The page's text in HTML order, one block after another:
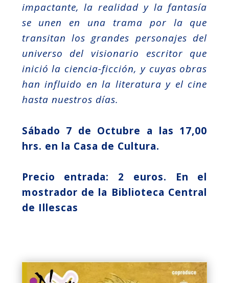
impactante, la realidad y la fantasía
se unen en una trama por la que
transitan los grandes personajes del
universo del visionario escritor que
inició la ciencia-ficción, y cuyas obras
han influido en la literatura y el cine
hasta nuestros días.
Sábado 7 de Octubre a las 17,00
hrs. en la Casa de Cultura.
Precio entrada: 2 euros. En el
mostrador de la Biblioteca Central
de Illescas